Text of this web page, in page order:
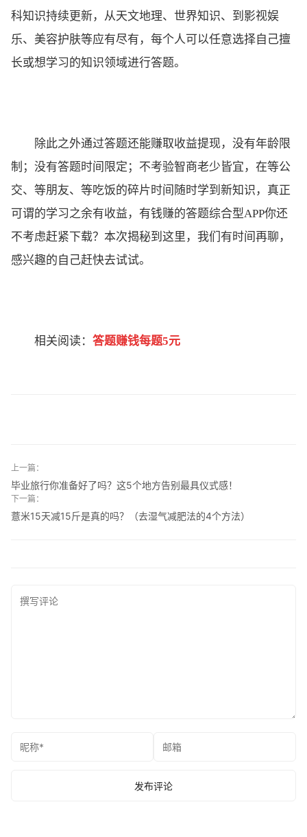
科知识持续更新，从天文地理、世界知识、到影视娱
乐、美容护肤等应有尽有，每个人可以任意选择自己擅
长或想学习的知识领域进行答题。
除此之外通过答题还能赚取收益提现，没有年龄限
制；没有答题时间限定；不考验智商老少皆宜，在等公
交、等朋友、等吃饭的碎片时间随时学到新知识，真正
可谓的学习之余有收益，有钱赚的答题综合型APP你还
不考虑赶紧下载？本次揭秘到这里，我们有时间再聊，
感兴趣的自己赶快去试试。
相关阅读： 答题赚钱每题5元
上一篇：
毕业旅行你准备好了吗？这5个地方告别最具仪式感！
下一篇：
薏米15天减15斤是真的吗？（去湿气减肥法的4个方法）